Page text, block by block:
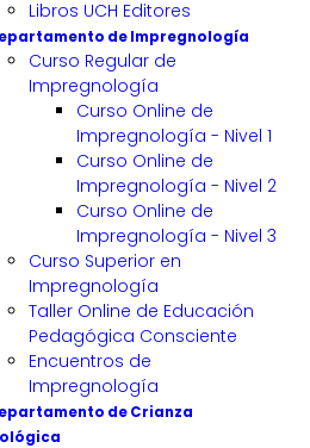
Libros UCH Editores
de Impregnología
Curso Regular de
Impregnología
Curso Online de
Impregnología - Nivel 1
Curso Online de
Impregnología - Nivel 2
Curso Online de
Impregnología - Nivel 3
Curso Superior en
Impregnología
Taller Online de Educación
Pedagógica Consciente
Encuentros de
Impregnología
de Crianza